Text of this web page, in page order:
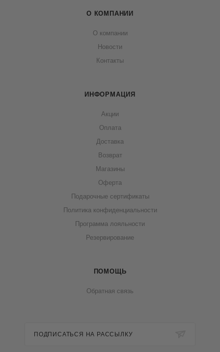
О КОМПАНИИ
О компании
Новости
Контакты
ИНФОРМАЦИЯ
Акции
Оплата
Доставка
Возврат
Магазины
Оферта
Подарочные сертификаты
Политика конфиденциальности
Программа лояльности
Резервирование
ПОМОЩЬ
Обратная связь
ПОДПИСАТЬСЯ НА РАССЫЛКУ